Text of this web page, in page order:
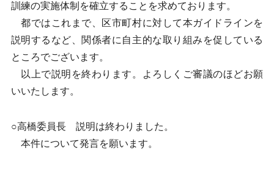
訓練の実施体制を確立することを求めております。
都ではこれまで、区市町村に対して本ガイドラインを
説明するなど、関係者に自主的な取り組みを促している
ところでございます。
以上で説明を終わります。よろしくご審議のほどお願
いいたします。
○高橋委員長 説明は終わりました。
本件について発言を願います。